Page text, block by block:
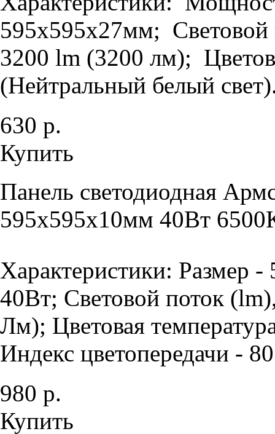
595х595х27мм; Световой
3200 lm (3200 лм);
(Нейтральный белый
630 р.
Купить
Панель светодиодная
595х595х10мм 40Вт
Характеристики: Размер
40Вт; Световой поток
Лм); Цветовая
Индекс цветопередачи -
980 р.
Купить